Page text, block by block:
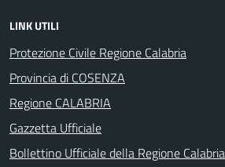
LINK UTILI
Protezione Civile Regione Calabria
Provincia di COSENZA
Regione CALABRIA
Gazzetta Ufficiale
Bollettino Ufficiale della Regione